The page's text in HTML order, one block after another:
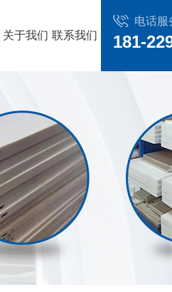
关于我们 联系我们
电话服
181-